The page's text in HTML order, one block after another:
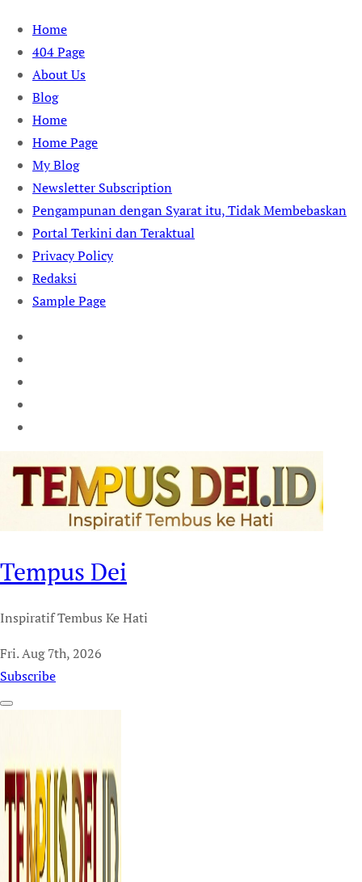
Skip
content
Home
404 Page
About Us
Blog
Home
Home Page
My Blog
Newsletter Subscription
Pengampunan dengan Syarat itu, Tidak Membebaskan
Portal Terkini dan Teraktual
Privacy Policy
Redaksi
Sample Page
Tempus Dei
Inspiratif Tembus Ke Hati
Fri. Aug 7th, 2026
Subscribe